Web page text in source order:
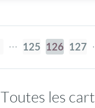
125 126 127
Toutes les